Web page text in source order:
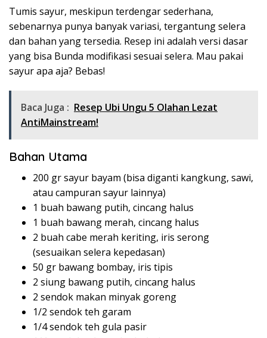
Tumis sayur, meskipun terdengar sederhana,
sebenarnya punya banyak variasi, tergantung selera
dan bahan yang tersedia. Resep ini adalah versi dasar
yang bisa Bunda modifikasi sesuai selera. Mau pakai
sayur apa aja? Bebas!
Baca Juga : Resep Ubi Ungu 5 Olahan Lezat
AntiMainstream!
Bahan Utama
200 gr sayur bayam (bisa diganti kangkung, sawi,
atau campuran sayur lainnya)
1 buah bawang putih, cincang halus
1 buah bawang merah, cincang halus
2 buah cabe merah keriting, iris serong
(sesuaikan selera kepedasan)
50 gr bawang bombay, iris tipis
2 siung bawang putih, cincang halus
2 sendok makan minyak goreng
1/2 sendok teh garam
1/4 sendok teh gula pasir